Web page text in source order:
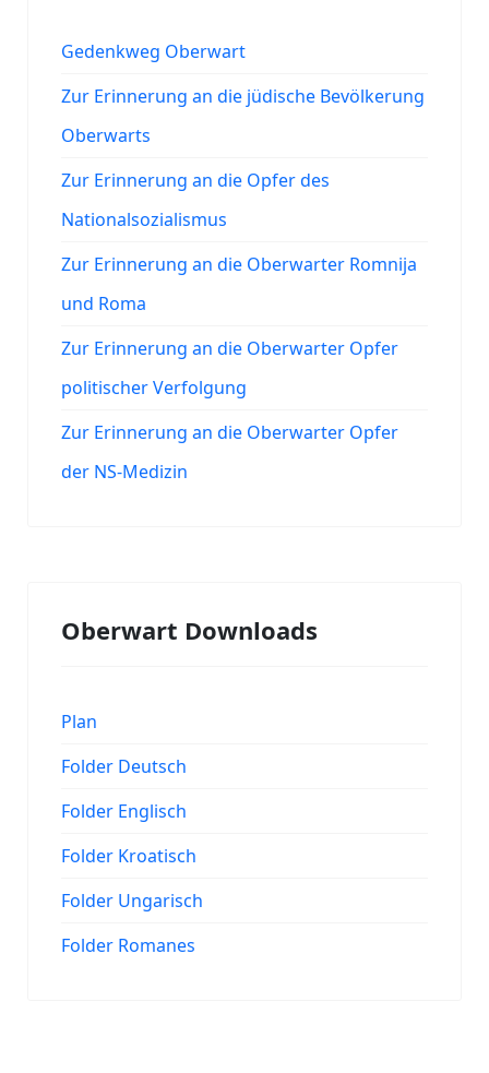
Gedenkweg Oberwart
Zur Erinnerung an die jüdische Bevölkerung
Oberwarts
Zur Erinnerung an die Opfer des
Nationalsozialismus
Zur Erinnerung an die Oberwarter Romnija
und Roma
Zur Erinnerung an die Oberwarter Opfer
politischer Verfolgung
Zur Erinnerung an die Oberwarter Opfer
der NS-Medizin
Oberwart Downloads
Plan
Folder Deutsch
Folder Englisch
Folder Kroatisch
Folder Ungarisch
Folder Romanes